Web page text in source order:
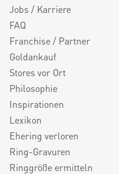
Jobs / Karriere
FAQ
Franchise / Partner
Goldankauf
Stores vor Ort
Philosophie
Inspirationen
Lexikon
Ehering verloren
Ring-Gravuren
Ringgröße ermitteln